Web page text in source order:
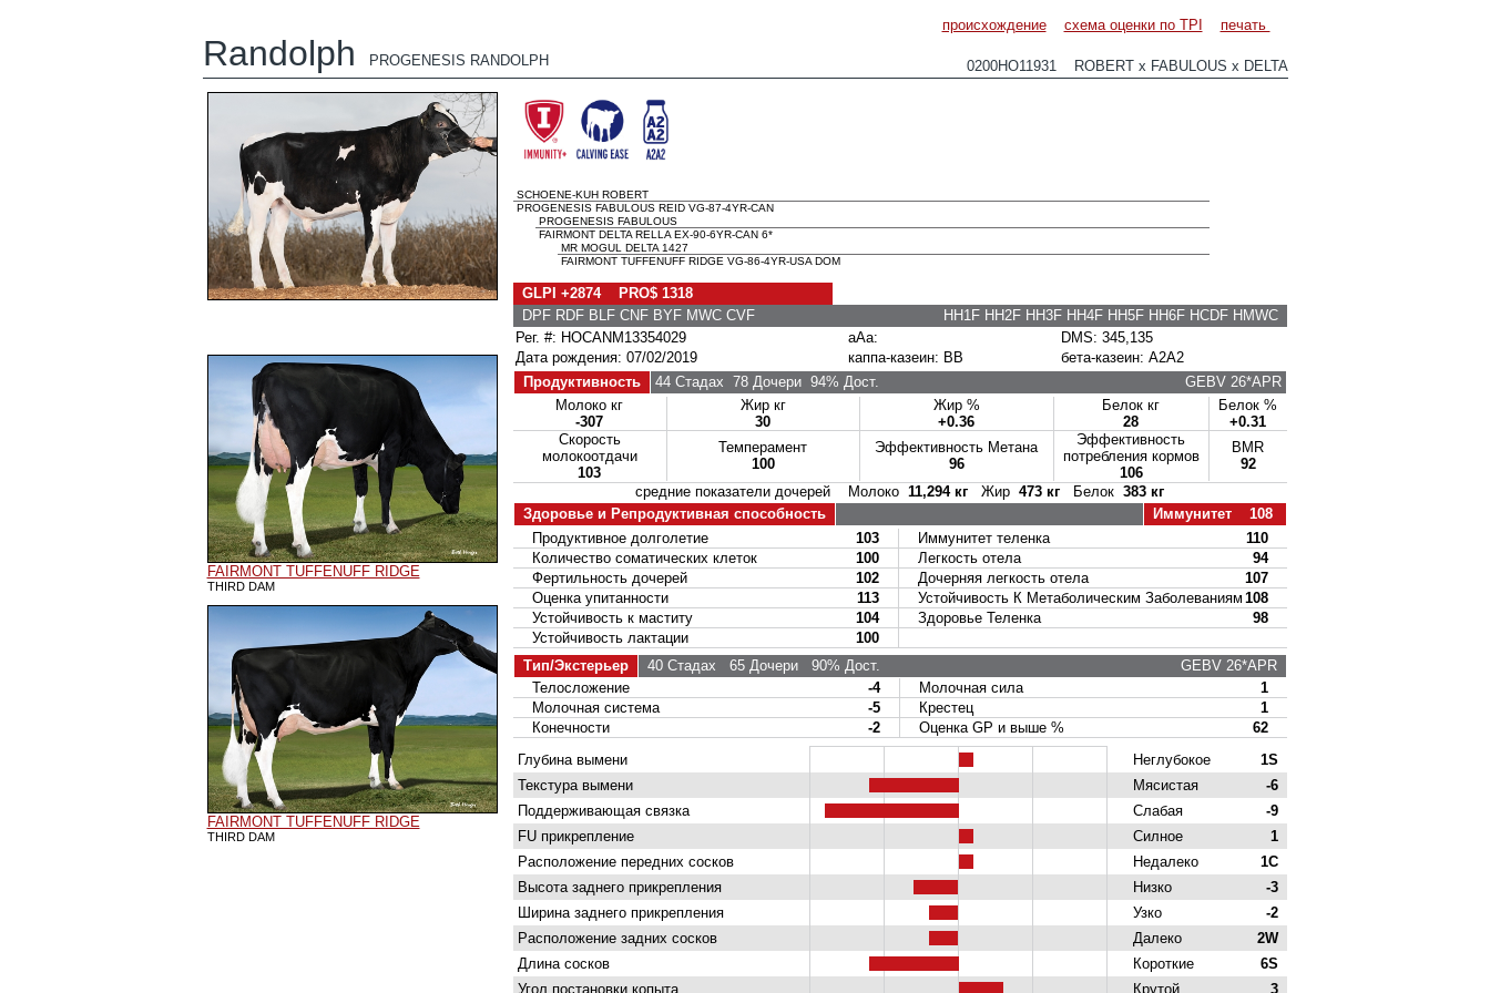
происхождение схема оценки по TPI печать
Randolph PROGENESIS RANDOLPH 0200HO11931 ROBERT x FABULOUS x DELTA
FAIRMONT TUFFENUFF RIDGE
THIRD DAM
FAIRMONT TUFFENUFF RIDGE
THIRD DAM
SCHOENE-KUH ROBERT
PROGENESIS FABULOUS REID VG-87-4YR-CAN
PROGENESIS FABULOUS
FAIRMONT DELTA RELLA EX-90-6YR-CAN 6*
MR MOGUL DELTA 1427
FAIRMONT TUFFENUFF RIDGE VG-86-4YR-USA DOM
GLPI +2874 PRO$ 1318
DPF RDF BLF CNF BYF MWC CVF
HH1F HH2F HH3F HH4F HH5F HH6F HCDF HMWC
Рег. #: HOCANM13354029
aAa:
DMS: 345,135
Дата рождения: 07/02/2019
каппа-казеин: BB
бета-казеин: A2A2
Продуктивность
44 Стадах 78 Дочери94% Дост.
GEBV 26*APR
Молоко кг
-307
Жир кг
30
Жир %
+0.36
Белок кг
28
Белок %
+0.31
Скорость
молокоотдачи
103
Темперамент
100
Эффективность Метана
96
Эффективность
потребления кормов
106
BMR
92
средние показатели дочерей Молоко 11,294 кг Жир 473 кг Белок 383 кг
Здоровье и Репродуктивная способность
Иммунитет 108
Продуктивное долголетие
103 Иммунитет теленка
110
Количество соматических клеток
100 Легкость отела
94
Фертильность дочерей
102 Дочерняя легкость отела
107
Оценка упитанности
113 Устойчивость К Метаболическим Заболеваниям 108
Устойчивость к маститу
104 Здоровье Теленка
98
Устойчивость лактации
100
Тип/Экстерьер
40 Стадах 65 Дочери90% Дост.
GEBV 26*APR
Телосложение
-4 Молочная сила
1
Молочная система
-5 Крестец
1
Конечности
-2 Оценка GP и выше %
62
Глубина вымени
Неглубокое
1S
Текстура вымени
Мясистая
-6
Поддерживающая связка
Слабая
-9
FU прикрепление
Силное
1
Расположение передних сосков
Недалеко
1C
Высота заднего прикрепления
Низко
-3
Ширина заднего прикрепления
Узко
-2
Расположение задних сосков
Далеко
2W
Длина сосков
Короткие
6S
Угол постановки копыта
Крутой 3